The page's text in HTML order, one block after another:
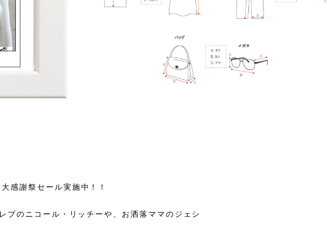
感謝祭セール実施中！！
ブのニコール・リッチーや、お洒落ママのジェシ